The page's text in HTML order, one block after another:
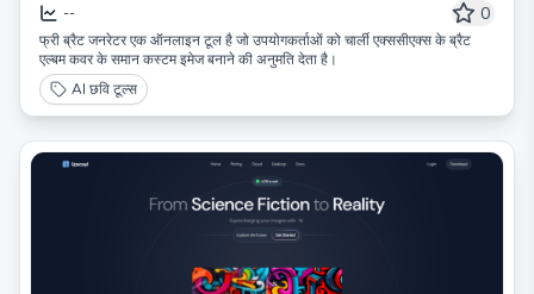
-- 0
फ्री ब्रैट जनरेटर एक ऑनलाइन टूल है जो उपयोगकर्ताओं को चार्ली एक्ससीएक्स के ब्रैट
एल्बम कवर के समान कस्टम इमेज बनाने की अनुमति देता है।
AI छवि टूल्स